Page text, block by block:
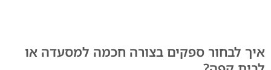
איך לבחור ספקים בצורה חכמה למסעדה או